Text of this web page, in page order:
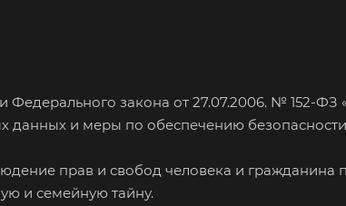
Федерального закона от 27.07.2006. № 152-ФЗ
данных и меры по обеспечению
прав и свобод человека и гражданина
и семейную тайну.